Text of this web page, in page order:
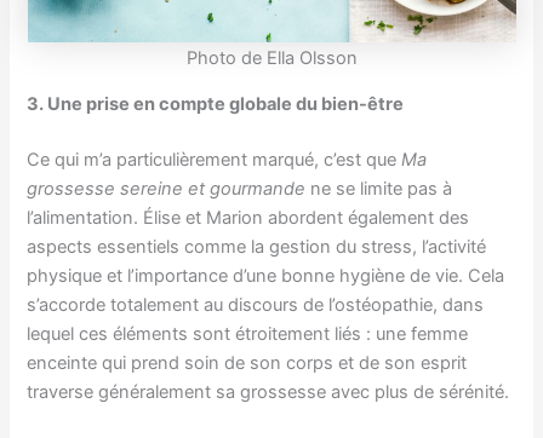
Photo de Ella Olsson
3. Une prise en compte globale du bien-être
Ce qui m’a particulièrement marqué, c’est queMa
grossesse sereine et gourmande ne se limite pas à
l’alimentation. Élise et Marion abordent également des
aspects essentiels comme la gestion du stress, l’activité
physique et l’importance d’une bonne hygiène de vie. Cela
s’accorde totalement au discours de l’ostéopathie, dans
lequel ces éléments sont étroitement liés : une femme
enceinte qui prend soin de son corps et de son esprit
traverse généralement sa grossesse avec plus de sérénité.